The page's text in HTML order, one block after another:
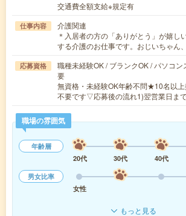
交通費全額支給※規定有
仕事内容
介護関連
＊入居者の方の「ありがとう」が嬉し
する介護のお仕事です。おじいちゃん
応募資格
職種未経験OK / ブランクOK / パソコン
要
無資格・未経験OK年齢不問★10名以
不要です▽応募後の流れ1)翌営業日ま
職場の雰囲気
年齢層
20代
30代 40代
男女比率
女性
もっと見る